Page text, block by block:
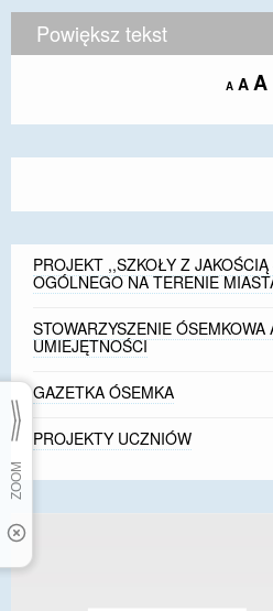
Powiększ tekst
A Decrease
size.
A A
PROJEKT ,,SZKOŁY Z
OGÓLNEGO NA TERENIE
STOWARZYSZENIE ÓSEMKOWA
UMIEJĘTNOŚCI
GAZETKA ÓSEMKA
PROJEKTY UCZNIÓW